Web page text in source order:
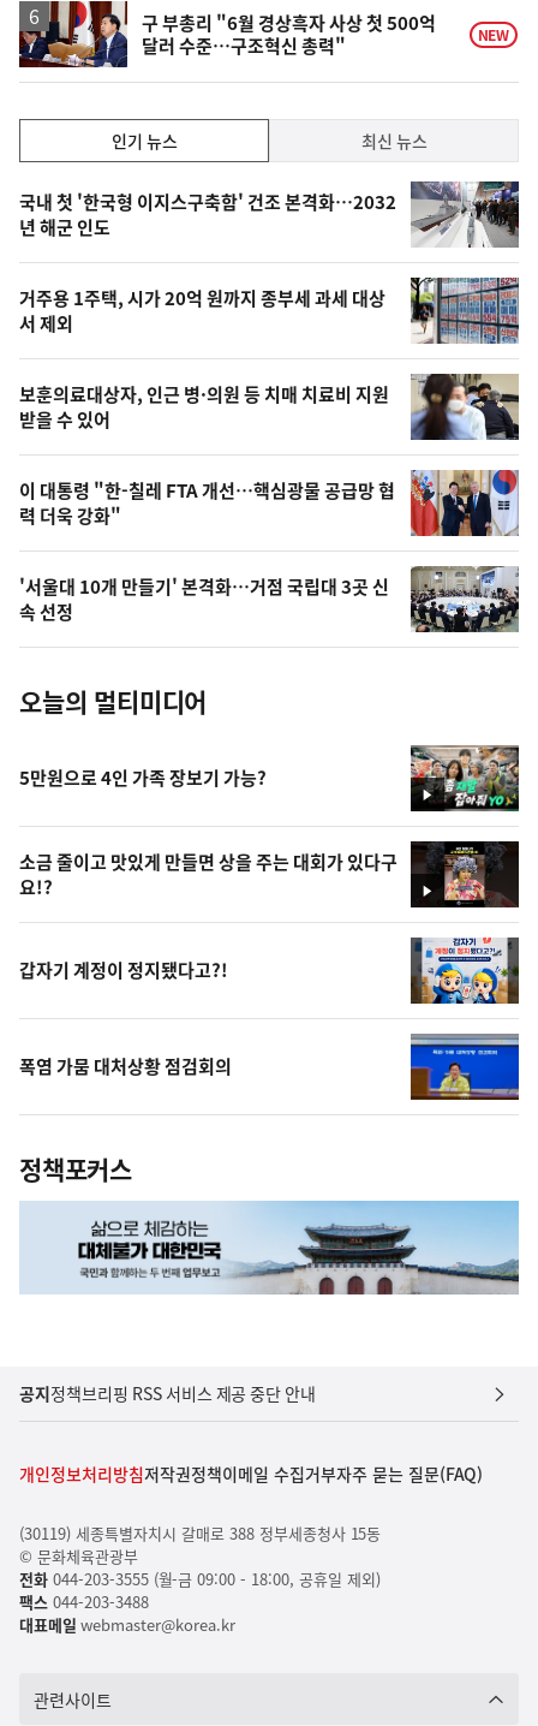
락
구 부총리 "6월 경상흑자 사상 첫 500억
달러 수준…구조혁신 총력"
NEW
기,
최
신,
늘
의
영
상
오
늘
의
사
진
인기 뉴스 최신 뉴스
기
뉴
스
국내 첫 '한국형 이지스구축함' 건조 본격화…2032
년 해군 인도
거주용 1주택, 시가 20억 원까지 종부세 과세 대상
서 제외
보훈의료대상자, 인근 병·의원 등 치매 치료비 지원
받을 수 있어
이 대통령 "한-칠레 FTA 개선…핵심광물 공급망 협
력 더욱 강화"
'서울대 10개 만들기' 본격화…거점 국립대 3곳 신
속 선정
오늘의 멀티미디어
영
상
5만원으로 4인 가족 장보기 가능?
영
상
소금 줄이고 맛있게 만들면 상을 주는 대회가 있다구
요!?
갑자기 계정이 정지됐다고?!
폭염 가뭄 대처상황 점검회의
정책포커스
공지정책브리핑 RSS 서비스 제공 중단 안내
개인정보처리방침저작권정책이메일 수집거부자주 묻는 질문(FAQ)
(30119) 세종특별자치시 갈매로 388 정부세종청사 15동
© 문화체육관광부
전화044-203-3555 (월-금 09:00 - 18:00, 공휴일 제외)
팩스044-203-3488
대표메일 webmaster@korea.kr
관련사이트